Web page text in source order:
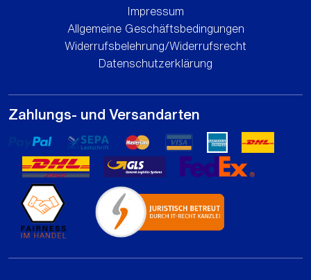
Impressum
Allgemeine Geschäftsbedingungen
Widerrufsbelehrung/Widerrufsrecht
Datenschutzerklärung
Zahlungs- und Versandarten